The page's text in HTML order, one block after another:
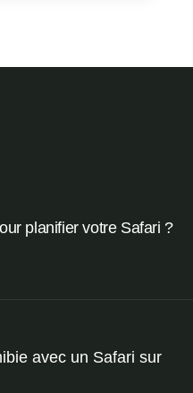
planifier votre Safari ?
avec un Safari sur